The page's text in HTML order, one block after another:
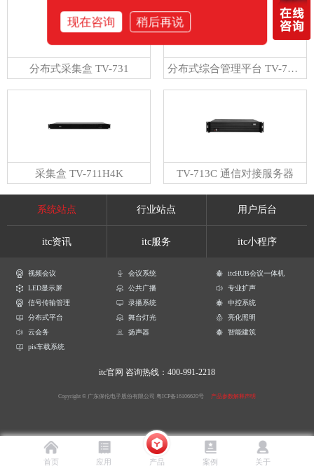
分布式采集盒 TV-731 分布式综合管理平台 TV-713G
采集盒 TV-711H4K TV-713C 通信对接服务器
系统站点 行业站点 用户后台
itc资讯 itc服务 itc小程序
视频会议 会议系统
itcHUB会议一体机
LED显示屏
公共广播
专业扩声
信号传输管理
录播系统
中控系统
分布式平台
舞台灯光
亮化照明
云会务
扬声器
智能建筑
pis车载系统
itc官网 咨询热线：400-991-2218
Copyright © 广东保伦电子股份有限公司 粤ICP备16106620号 产品参数解释声明
首页 应用 产品 案例 关于
现在咨询 稍后再说